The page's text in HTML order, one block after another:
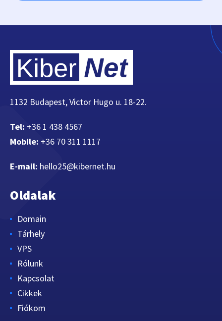
1132 Budapest, Victor Hugo u. 18-22.
Tel: +36 1 438 4567
Mobile: +36 70 311 1117
E-mail: hello25@kibernet.hu
Oldalak
Domain
Tárhely
VPS
Rólunk
Kapcsolat
Cikkek
Fiókom